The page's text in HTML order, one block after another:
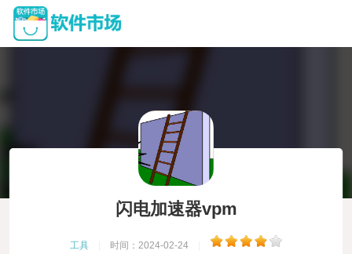
闪电加速器vpm
工具 时间：2024-02-24